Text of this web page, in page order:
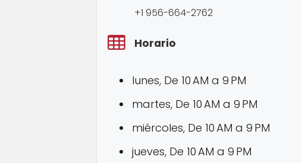
+1 956-664-2762
Horario
lunes, De 10 AM a 9 PM
martes, De 10 AM a 9 PM
miércoles, De 10 AM a 9 PM
jueves, De 10 AM a 9 PM